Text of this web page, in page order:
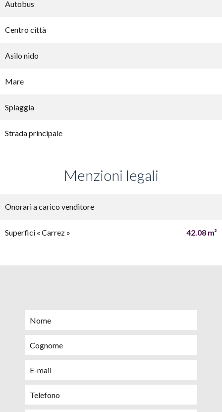
Autobus
Centro città
Asilo nido
Mare
Spiaggia
Strada principale
Menzioni legali
Onorari a carico venditore
Superfici « Carrez » 42.08 m²